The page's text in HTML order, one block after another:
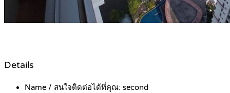
Details
Name / สนใจติดต่อได้ที่คุณ: second